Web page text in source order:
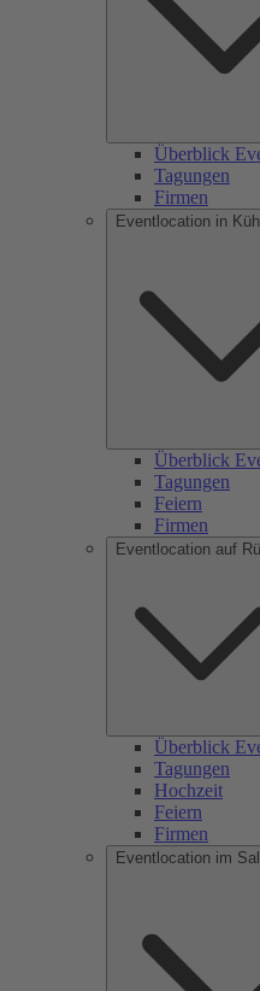
Überblick
Tagungen
Firmen
Eventlocation in
Überblick
Tagungen
Feiern
Firmen
Eventlocation auf
Überblick
Tagungen
Hochzeit
Feiern
Firmen
Eventlocation im